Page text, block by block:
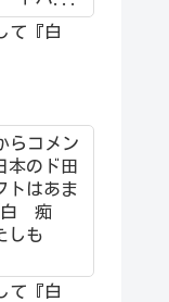
て『白
らコメン
本のド田
トはあま
白 痴
しも
て『白